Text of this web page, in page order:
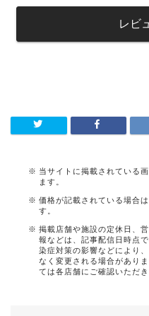
レビ
当サイトに掲載されている
ます。
価格が記載されている場合
す。
掲載店舗や施設の定休日、
報などは、記事配信日時点
染症対策の影響などにより
なく変更される場合があり
ては各店舗にご確認いただ